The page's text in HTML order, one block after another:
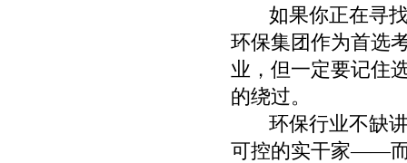
如果你正在寻找
环保集团作为首选
业，但一定要记住
的绕过。
环保行业不缺讲
可控的实干家——而